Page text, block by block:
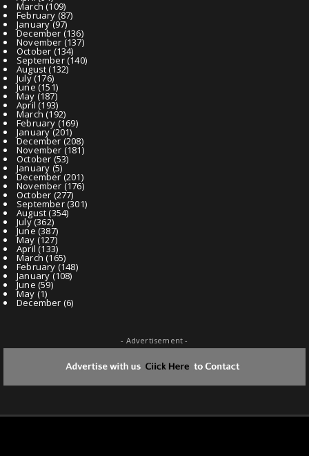
March (109)
February (87)
January(97)
December (136)
November (137)
October (134)
September(140)
August(132)
July(176)
June(151)
May (187)
April (193)
March (192)
February (169)
January(201)
December (208)
November (181)
October (53)
January (5)
December(201)
November (176)
October (277)
September(301)
August(354)
July(362)
June(387)
May (127)
April (133)
March (165)
February (148)
January(108)
June (59)
May (1)
December (6)
- Advertisement -